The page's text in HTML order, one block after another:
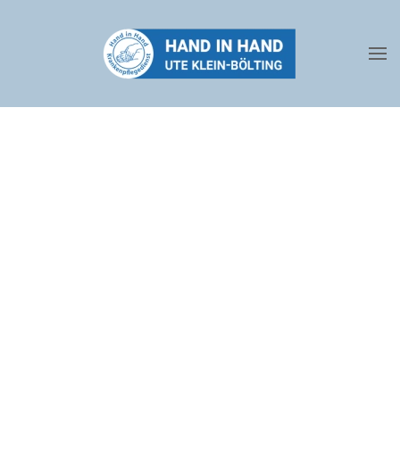
Zum Hauptinhalt springen